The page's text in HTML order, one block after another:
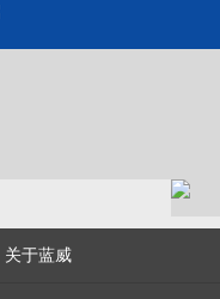
关于蓝威